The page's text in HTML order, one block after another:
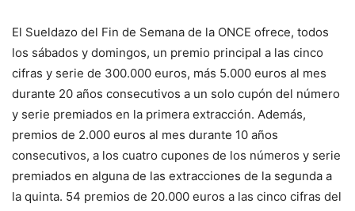
El Sueldazo del Fin de Semana de la ONCE ofrece, todos
los sábados y domingos, un premio principal a las cinco
cifras y serie de 300.000 euros, más 5.000 euros al mes
durante 20 años consecutivos a un solo cupón del número
y serie premiados en la primera extracción. Además,
premios de 2.000 euros al mes durante 10 años
consecutivos, a los cuatro cupones de los números y serie
premiados en alguna de las extracciones de la segunda a
la quinta. 54 premios de 20.000 euros a las cinco cifras del